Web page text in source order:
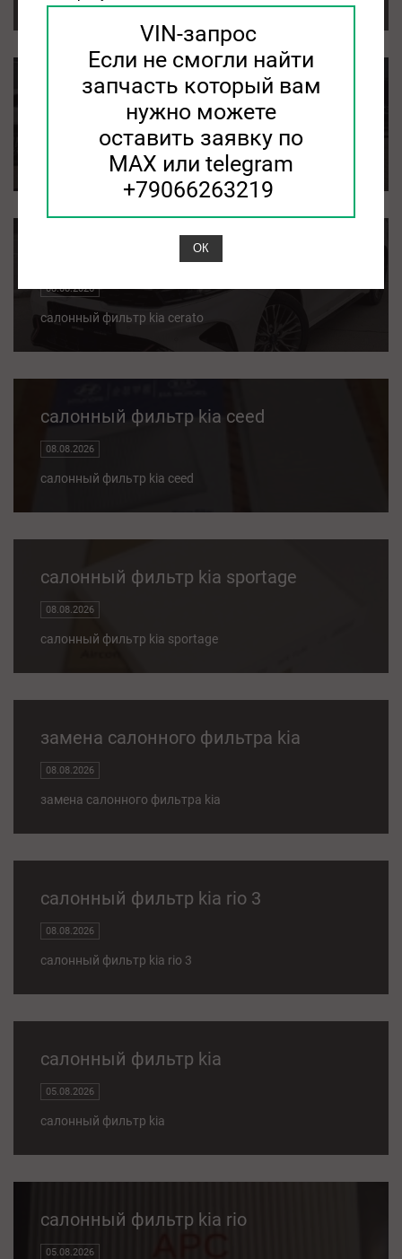
kia soul салонный фильтр
kia soul салонный фильтр
салонный фильтр kia cerato
08.08.2026
салонный фильтр kia cerato
салонный фильтр kia ceed
08.08.2026
салонный фильтр kia ceed
салонный фильтр kia sportage
08.08.2026
салонный фильтр kia sportage
замена салонного фильтра kia
08.08.2026
замена салонного фильтра kia
салонный фильтр kia rio 3
08.08.2026
салонный фильтр kia rio 3
салонный фильтр kia
05.08.2026
салонный фильтр kia
салонный фильтр kia rio
05.08.2026
VIN-запрос
Если не смогли найти
запчасть который вам
нужно можете
оставить заявку по
MAX или telegram
+79066263219
ОК